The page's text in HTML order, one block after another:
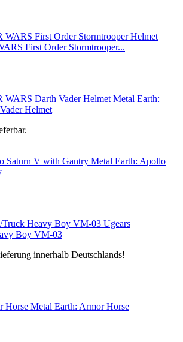
First Order Stormtrooper...
Metal Earth:
Helmet
Metal Earth: Apollo
Ugears
Boy VM-03
innerhalb Deutschlands!
Metal Earth: Armor Horse